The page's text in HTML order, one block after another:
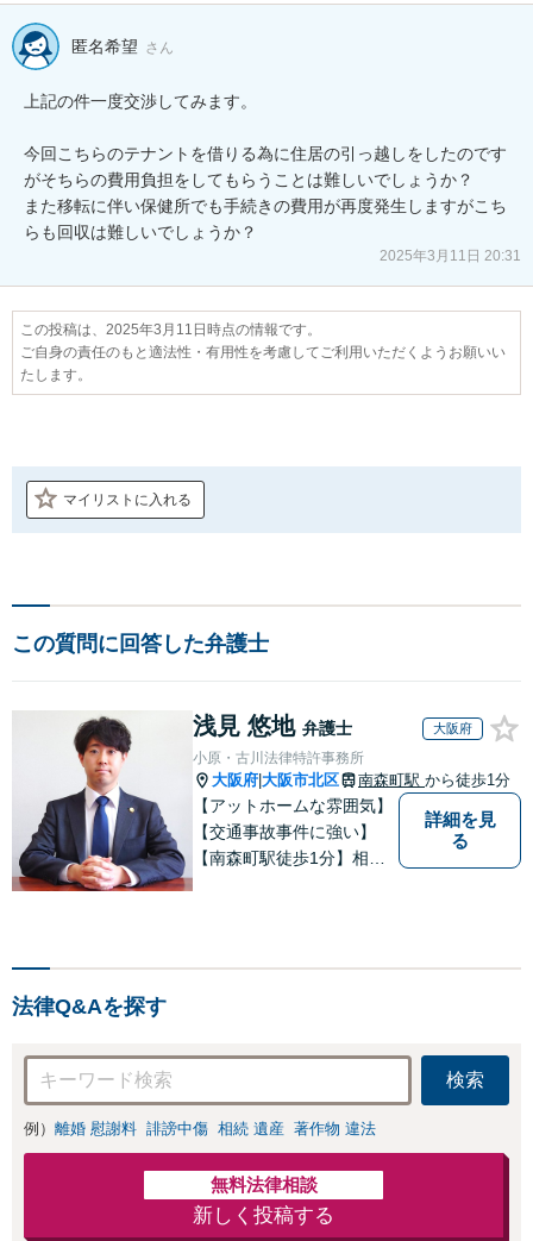
匿名希望 さん
上記の件一度交渉してみます。
今回こちらのテナントを借りる為に住居の引っ越しをしたのです
がそちらの費用負担をしてもらうことは難しいでしょうか？
また移転に伴い保健所でも手続きの費用が再度発生しますがこち
らも回収は難しいでしょうか？
2025年3月11日 20:31
この投稿は、2025年3月11日時点の情報です。
ご自身の責任のもと適法性・有用性を考慮してご利用いただくようお願いい
たします。
マイリストに入れる
この質問に回答した弁護士
浅見 悠地 弁護士 大阪府
小原・古川法律特許事務所
大阪府 大阪市北区 南森町駅 から徒歩1分
【アットホームな雰囲気】
【交通事故事件に強い】
【南森町駅徒歩1分】相談
詳細を見
る
法律Q&Aを探す
検索
例） 離婚 慰謝料 誹謗中傷 相続 遺産 著作物 違法
無料法律相談
新しく投稿する